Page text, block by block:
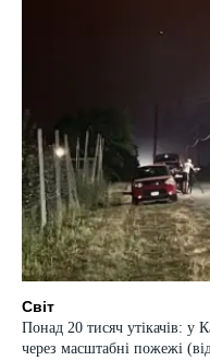
Світ
Понад 20 тисяч утікачів: у
через масштабні пожежі